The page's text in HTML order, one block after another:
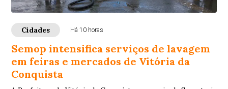
Cidades Há 10 horas
Semop intensifica serviços de lavagem
em feiras e mercados de Vitória da
Conquista